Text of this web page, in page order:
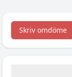
Skriv omdöme